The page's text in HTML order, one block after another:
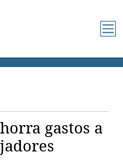
gastos a